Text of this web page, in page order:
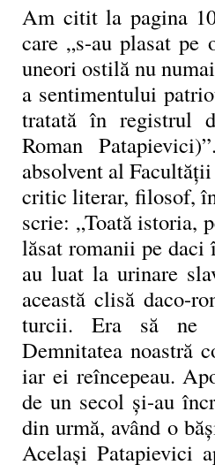
Am citit la pagina
care „s-au plasat pe
uneori ostilă nu
a sentimentului
tratată în registrul
Roman
absolvent al
critic literar, filosof,
scrie: „Toată istoria,
lăsat romanii pe daci
au luat la urinare
această clisă daco-
turcii. Era să ne
Demnitatea noastră
iar ei reîncepeau.
de un secol și-au
din urmă, având o
Același Patapievici